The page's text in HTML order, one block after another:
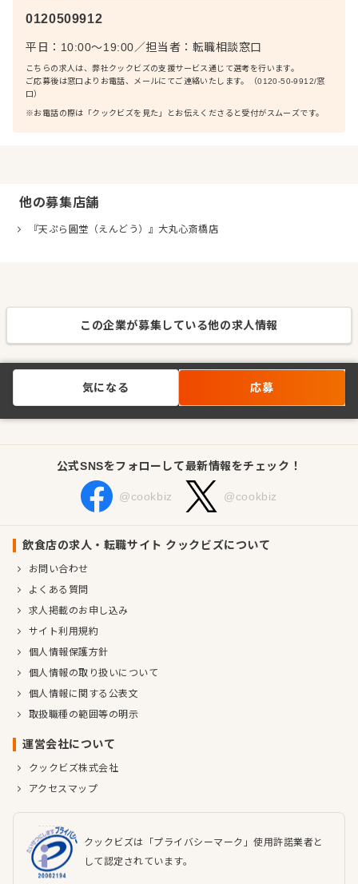
0120509912
平日：10:00〜19:00／担当者： 転職相談窓口
こちらの求人は、弊社クックビズの支援サービス通じて選考を行います。
ご応募後は窓口よりお電話、メールにてご連絡いたします。（0120-50-9912/窓
口）
※お電話の際は「クックビズを見た」とお伝えくださると受付がスムーズです。
他の募集店舗
『天ぷら圓堂（えんどう）』大丸心斎橋店
この企業が募集している他の求人情報
気になる 応募
公式SNSをフォローして最新情報をチェック！
@cookbiz @cookbiz
飲食店の求人・転職サイト クックビズについて
お問い合わせ
よくある質問
求人掲載のお申し込み
サイト利用規約
個人情報保護方針
個人情報の取り扱いについて
個人情報に関する公表文
取扱職種の範囲等の明示
運営会社について
クックビズ株式会社
アクセスマップ
クックビズは「プライバシーマーク」使用許諾業者と
して認定されています。